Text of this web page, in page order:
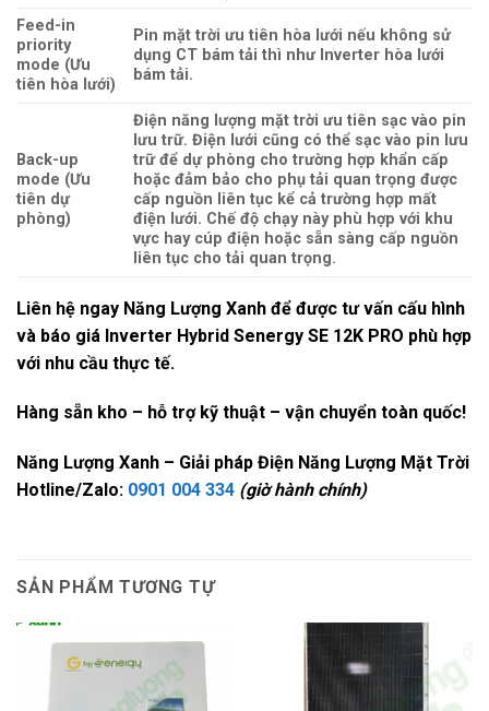
Feed-in
priority
mode (Ưu
tiên hòa lưới)
Pin mặt trời ưu tiên hòa lưới nếu không sử
dụng CT bám tải thì như Inverter hòa lưới
bám tải.
Back-up
mode (Ưu
tiên dự
phòng)
Điện năng lượng mặt trời ưu tiên sạc vào pin
lưu trữ. Điện lưới cũng có thể sạc vào pin lưu
trữ để dự phòng cho trường hợp khẩn cấp
hoặc đảm bảo cho phụ tải quan trọng được
cấp nguồn liên tục kể cả trường hợp mất
điện lưới. Chế độ chạy này phù hợp với khu
vực hay cúp điện hoặc sẵn sàng cấp nguồn
liên tục cho tải quan trọng.
Liên hệ ngay Năng Lượng Xanh để được tư vấn cấu hình
và báo giá Inverter Hybrid Senergy SE 12K PRO phù hợp
với nhu cầu thực tế.
Hàng sẵn kho – hỗ trợ kỹ thuật – vận chuyển toàn quốc!
Năng Lượng Xanh – Giải pháp Điện Năng Lượng Mặt Trời
Hotline/Zalo: 0901 004 334 (giờ hành chính)
SẢN PHẨM TƯƠNG TỰ